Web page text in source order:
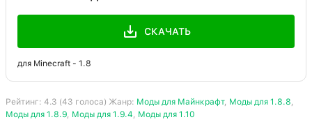
СКАЧАТЬ
для Minecraft - 1.8
Рейтинг: 4.3 (43 голоса) Жанр: Моды для Майнкрафт, Моды для 1.8.8,
Моды для 1.8.9, Моды для 1.9.4, Моды для 1.10